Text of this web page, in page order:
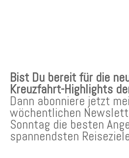
Bist Du bereit für die
Kreuzfahrt-Highlights
Dann abonniere jetzt
wöchentlichen
Sonntag die besten
spannendsten